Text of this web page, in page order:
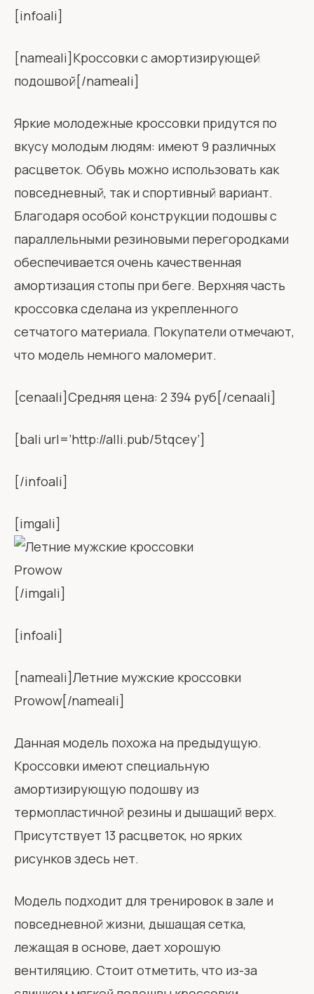
[infoali]
[nameali]Кроссовки с амортизирующей
подошвой[/nameali]
Яркие молодежные кроссовки придутся по
вкусу молодым людям: имеют 9 различных
расцветок. Обувь можно использовать как
повседневный, так и спортивный вариант.
Благодаря особой конструкции подошвы с
параллельными резиновыми перегородками
обеспечивается очень качественная
амортизация стопы при беге. Верхняя часть
кроссовка сделана из укрепленного
сетчатого материала. Покупатели отмечают,
что модель немного маломерит.
[cenaali]Средняя цена: 2 394 руб[/cenaali]
[bali url=’http://alli.pub/5tqcey’]
[/infoali]
[imgali]
[/imgali]
[infoali]
[nameali]Летние мужские кроссовки
Prowow[/nameali]
Данная модель похожа на предыдущую.
Кроссовки имеют специальную
амортизирующую подошву из
термопластичной резины и дышащий верх.
Присутствует 13 расцветок, но ярких
рисунков здесь нет.
Модель подходит для тренировок в зале и
повседневной жизни, дышащая сетка,
лежащая в основе, дает хорошую
вентиляцию. Стоит отметить, что из-за